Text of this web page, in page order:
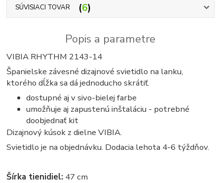
SÚVISIACI TOVAR 6
Popis a parametre
VIBIA RHYTHM 2143-14
Španielske závesné dizajnové svietidlo na lanku,
ktorého dĺžka sa dá jednoducho skrátiť.
dostupné aj v sivo-bielej farbe
umožňuje aj zapustenú inštaláciu - potrebné
doobjednať kit
Dizajnový kúsok z dielne VIBIA.
Svietidlo je na objednávku. Dodacia lehota 4-6 týždňov.
Šírka tienidiel: 47 cm